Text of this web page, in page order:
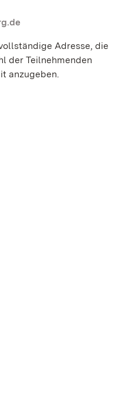
Adresse, die
der Teilnehmenden
anzugeben.